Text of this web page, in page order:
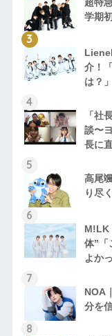
学期
介！
は？」
「社
談〜
長に
高尾
り尽
M!LK
体”「
よか
NOA
分を